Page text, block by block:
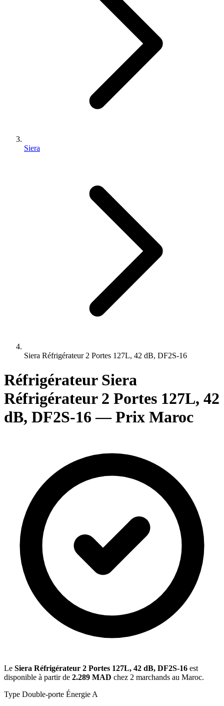
Siera
Siera Réfrigérateur 2 Portes 127L, 42 dB, DF2S-16
Réfrigérateur Siera
Réfrigérateur 2 Portes 127L, 42
dB, DF2S-16 — Prix Maroc
Le Siera Réfrigérateur 2 Portes 127L, 42 dB, DF2S-16 est
disponible à partir de 2.289 MAD chez 2 marchands au Maroc.
Type Double-porte Énergie A